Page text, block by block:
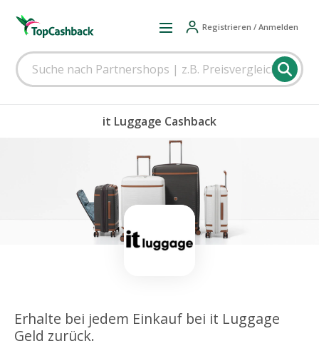
Registrieren / Anmelden
it Luggage Cashback
Erhalte bei jedem Einkauf bei it Luggage
Geld zurück.